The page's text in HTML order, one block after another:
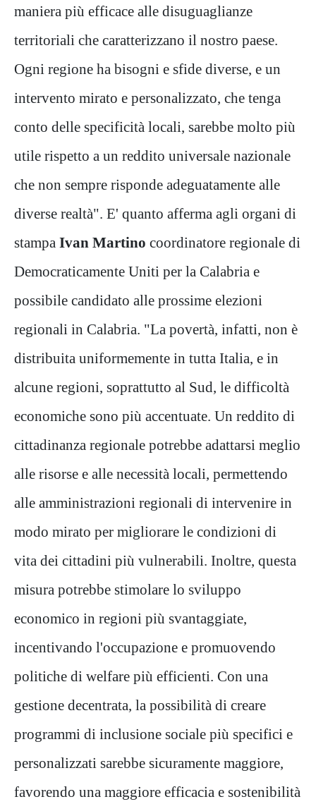
maniera più efficace alle disuguaglianze
territoriali che caratterizzano il nostro paese.
Ogni regione ha bisogni e sfide diverse, e un
intervento mirato e personalizzato, che tenga
conto delle specificità locali, sarebbe molto più
utile rispetto a un reddito universale nazionale
che non sempre risponde adeguatamente alle
diverse realtà". E' quanto afferma agli organi di
stampa Ivan Martino coordinatore regionale di
Democraticamente Uniti per la Calabria e
possibile candidato alle prossime elezioni
regionali in Calabria. "La povertà, infatti, non è
distribuita uniformemente in tutta Italia, e in
alcune regioni, soprattutto al Sud, le difficoltà
economiche sono più accentuate. Un reddito di
cittadinanza regionale potrebbe adattarsi meglio
alle risorse e alle necessità locali, permettendo
alle amministrazioni regionali di intervenire in
modo mirato per migliorare le condizioni di
vita dei cittadini più vulnerabili. Inoltre, questa
misura potrebbe stimolare lo sviluppo
economico in regioni più svantaggiate,
incentivando l'occupazione e promuovendo
politiche di welfare più efficienti. Con una
gestione decentrata, la possibilità di creare
programmi di inclusione sociale più specifici e
personalizzati sarebbe sicuramente maggiore,
favorendo una maggiore efficacia e sostenibilità